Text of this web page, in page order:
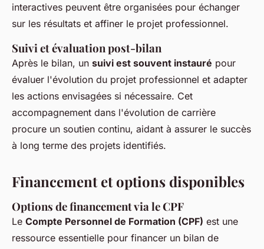
interactives peuvent être organisées pour échanger
sur les résultats et affiner le projet professionnel.
Suivi et évaluation post-bilan
Après le bilan, un suivi est souvent instauré pour
évaluer l'évolution du projet professionnel et adapter
les actions envisagées si nécessaire. Cet
accompagnement dans l'évolution de carrière
procure un soutien continu, aidant à assurer le succès
à long terme des projets identifiés.
Financement et options disponibles
Options de financement via le CPF
Le Compte Personnel de Formation (CPF) est une
ressource essentielle pour financer un bilan de